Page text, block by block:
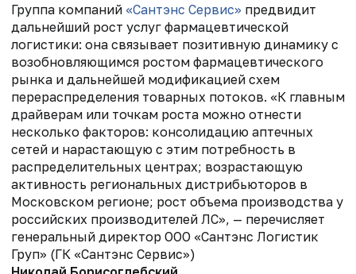
Группа компаний «Сантэнс Сервис» предвидит
дальнейший рост услуг фармацевтической
логистики: она связывает позитивную динамику с
возобновляющимся ростом фармацевтического
рынка и дальнейшей модификацией схем
перераспределения товарных потоков. «К главным
драйверам или точкам роста можно отнести
несколько факторов: консолидацию аптечных
сетей и нарастающую с этим потребность в
распределительных центрах; возрастающую
активность региональных дистрибьюторов в
Московском регионе; рост объема производства у
российских производителей ЛС», — перечисляет
генеральный директор ООО «Сантэнс Логистик
Груп» (ГК «Сантэнс Сервис»)